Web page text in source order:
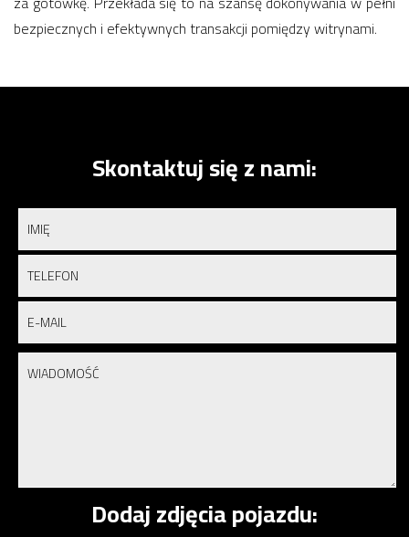
bezpiecznych i efektywnych transakcji pomiędzy witrynami.
Skontaktuj się z nami:
Dodaj zdjęcia pojazdu: